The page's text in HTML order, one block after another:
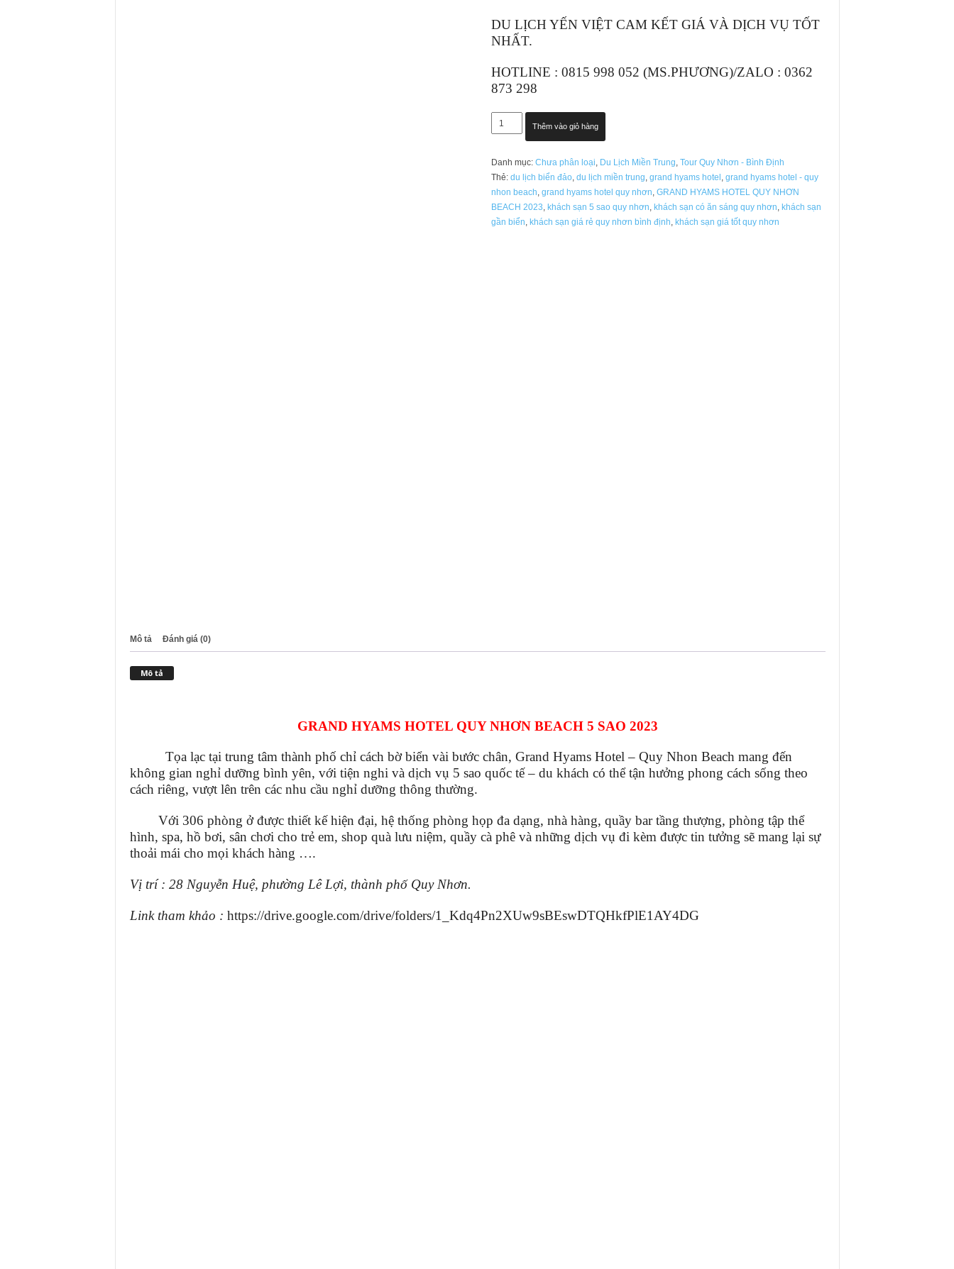
DU LỊCH YẾN VIỆT CAM KẾT GIÁ VÀ DỊCH VỤ TỐT
NHẤT.
HOTLINE : 0815 998 052 (MS.PHƯƠNG)/ZALO : 0362
873 298
GRAND
HYAMS
QUY
NHƠN
BEACH
5
SAO
Thêm vào giỏ hàng
Danh mục:Chưa phân loại, Du Lịch Miền Trung,Tour Quy Nhơn - Bình Định
Thẻ:du lịch biển đảo,du lịch miền trung,grand hyams hotel ,grand hyams hotel - quy
nhon beach,grand hyams hotel quy nhơn,GRAND HYAMS HOTEL QUY NHƠN
BEACH 2023, khách sạn 5 sao quy nhơn, khách sạn có ăn sáng quy nhơn, khách sạn
gần biển, khách sạn giá rẻ quy nhơn bình định, khách sạn giá tốt quy nhơn
Mô tả Đánh giá (0)
Mô tả
GRAND HYAMS HOTEL QUY NHƠN BEACH 5 SAO 2023
Tọa lạc tại trung tâm thành phố chỉ cách bờ biển vài bước chân, Grand Hyams Hotel – Quy Nhon Beach mang đến
không gian nghỉ dưỡng bình yên, với tiện nghi và dịch vụ 5 sao quốc tế – du khách có thể tận hưởng phong cách sống theo
cách riêng, vượt lên trên các nhu cầu nghỉ dưỡng thông thường.
Với 306 phòng ở được thiết kế hiện đại, hệ thống phòng họp đa dạng, nhà hàng, quầy bar tầng thượng, phòng tập thể
hình, spa, hồ bơi, sân chơi cho trẻ em, shop quà lưu niệm, quầy cà phê và những dịch vụ đi kèm được tin tưởng sẽ mang lại sự
thoải mái cho mọi khách hàng ….
Vị trí : 28 Nguyễn Huệ, phường Lê Lợi, thành phố Quy Nhơn.
Link tham khảo : https://drive.google.com/drive/folders/1_Kdq4Pn2XUw9sBEswDTQHkfPlE1AY4DG